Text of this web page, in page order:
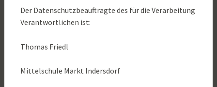
Der Datenschutzbeauftragte des für die Verarbeitung
Verantwortlichen ist:
Thomas Friedl
Mittelschule Markt Indersdorf